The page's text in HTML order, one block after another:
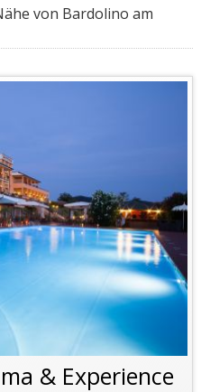
von Bardolino am
& Experience